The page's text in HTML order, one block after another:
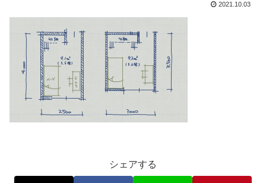
2021.10.03
シェアする